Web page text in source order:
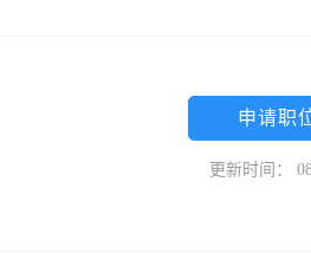
申请职
更新时间：